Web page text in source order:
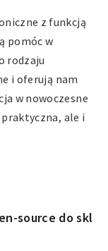
z funkcją
pomóc w
rodzaju
i oferują nam
w nowoczesne
ale i
source do skl